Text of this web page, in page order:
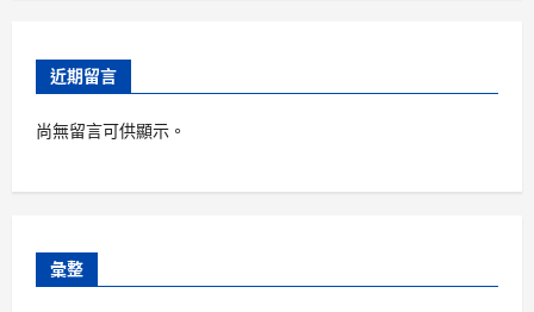
近期留言
尚無留言可供顯示。
彙整